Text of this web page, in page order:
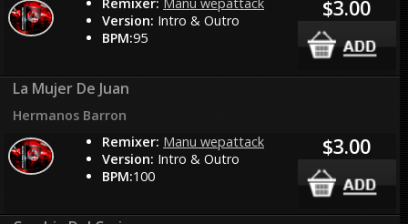
Remixer: Manu wepattack
Version: Intro & Outro
BPM:95
$3.00
La Mujer De Juan
Hermanos Barron
Remixer: Manu wepattack
Version: Intro & Outro
BPM:100
$3.00